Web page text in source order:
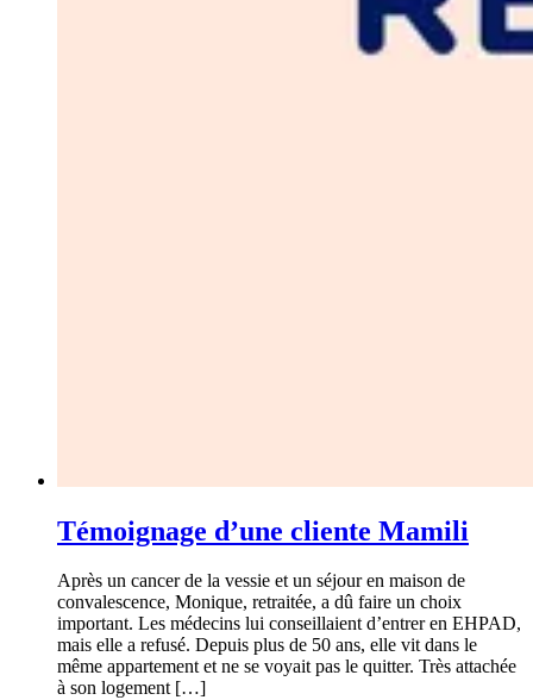
Témoignage d’une cliente Mamili
Après un cancer de la vessie et un séjour en maison de
convalescence, Monique, retraitée, a dû faire un choix
important. Les médecins lui conseillaient d’entrer en EHPAD,
mais elle a refusé. Depuis plus de 50 ans, elle vit dans le
même appartement et ne se voyait pas le quitter. Très attachée
à son logement […]